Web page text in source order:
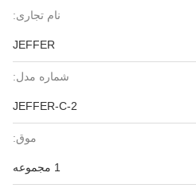
نام تجاری:
JEFFER
شماره مدل:
JEFFER-C-2
موق: